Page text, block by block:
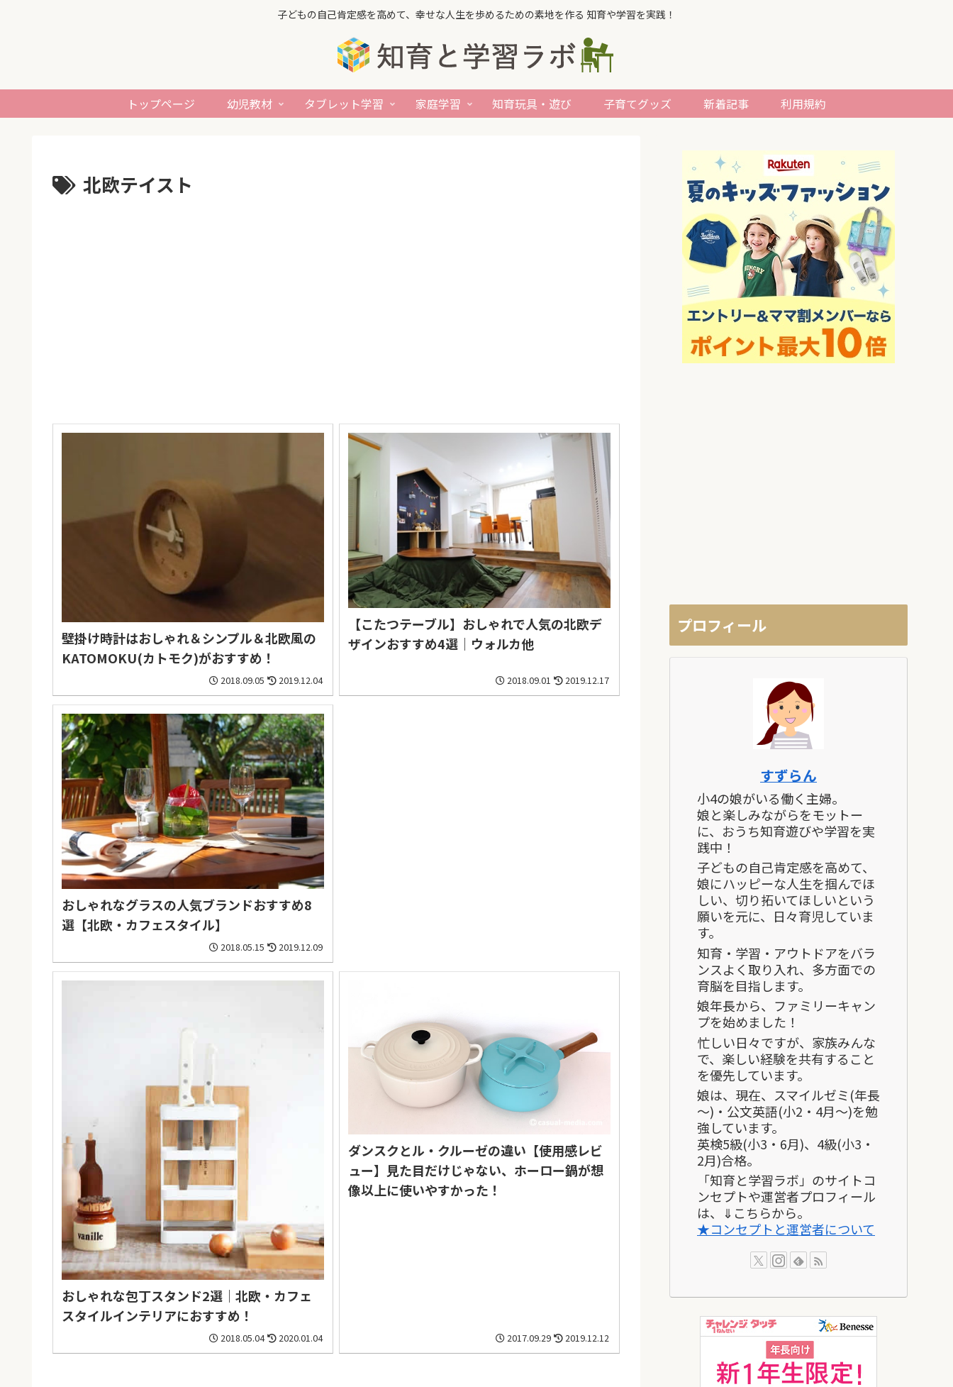
子どもの自己肯定感を高めて、幸せな人生を歩めるための素地を作る 知育や学習を実践！
トップページ 幼児教材 タブレット学習 家庭学習 知育玩具・遊び 子育てグッズ 新着記事 利用規約
北欧テイスト
壁掛け時計はおしゃれ＆シンプル＆北欧風の
KATOMOKU(カトモク)がおすすめ！
2018.09.05 2019.12.04
【こたつテーブル】おしゃれで人気の北欧デ
ザインおすすめ4選｜ウォルカ他
2018.09.01 2019.12.17
おしゃれなグラスの人気ブランドおすすめ8
選【北欧・カフェスタイル】
2018.05.15 2019.12.09
おしゃれな包丁スタンド2選｜北欧・カフェ
スタイルインテリアにおすすめ！
2018.05.04 2020.01.04
ダンスクとル・クルーゼの違い【使用感レビ
ュー】見た目だけじゃない、ホーロー鍋が想
像以上に使いやすかった！
2017.09.29 2019.12.12
プロフィール
すずらん
小4の娘がいる働く主婦。
娘と楽しみながらをモットー
に、おうち知育遊びや学習を実
践中！
子どもの自己肯定感を高めて、
娘にハッピーな人生を掴んでほ
しい、切り拓いてほしいという
願いを元に、日々育児していま
す。
知育・学習・アウトドアをバラ
ンスよく取り入れ、多方面での
育脳を目指します。
娘年長から、ファミリーキャン
プを始めました！
忙しい日々ですが、家族みんな
で、楽しい経験を共有すること
を優先しています。
娘は、現在、スマイルゼミ(年長
～)・公文英語(小2・4月～)を勉
強しています。
英検5級(小3・6月)、4級(小3・
2月)合格。
「知育と学習ラボ」のサイトコ
ンセプトや運営者プロフィール
は、⇓こちらから。
★コンセプトと運営者について